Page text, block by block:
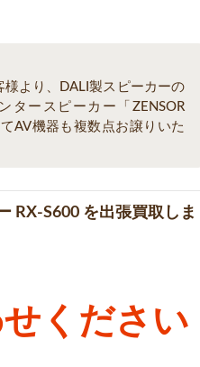
より、DALI製スピーカーの
タースピーカー「ZENSOR
AV機器も複数点お譲りいた
RX-S600 を出張買取しま
ください